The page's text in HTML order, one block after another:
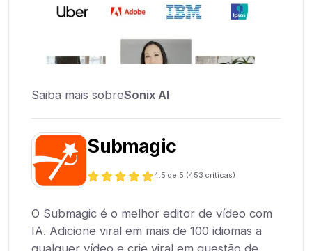
Saiba mais sobreSonix AI
Submagic
4.5 de 5 (453 críticas)
O Submagic é o melhor editor de vídeo com
IA. Adicione viral em mais de 100 idiomas a
qualquer vídeo e crie viral em questão de